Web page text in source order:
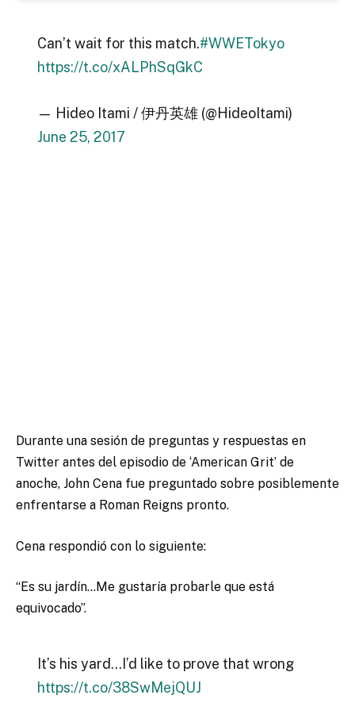
Can’t wait for this match.#WWETokyo
https://t.co/xALPhSqGkC
— Hideo Itami / 伊丹英雄 (@HideoItami)
June 25, 2017
Durante una sesión de preguntas y respuestas en
Twitter antes del episodio de ‘American Grit’ de
anoche, John Cena fue preguntado sobre posiblemente
enfrentarse a Roman Reigns pronto.
Cena respondió con lo siguiente:
“Es su jardín…Me gustaría probarle que está
equivocado”.
It’s his yard…I’d like to prove that wrong
https://t.co/38SwMejQUJ